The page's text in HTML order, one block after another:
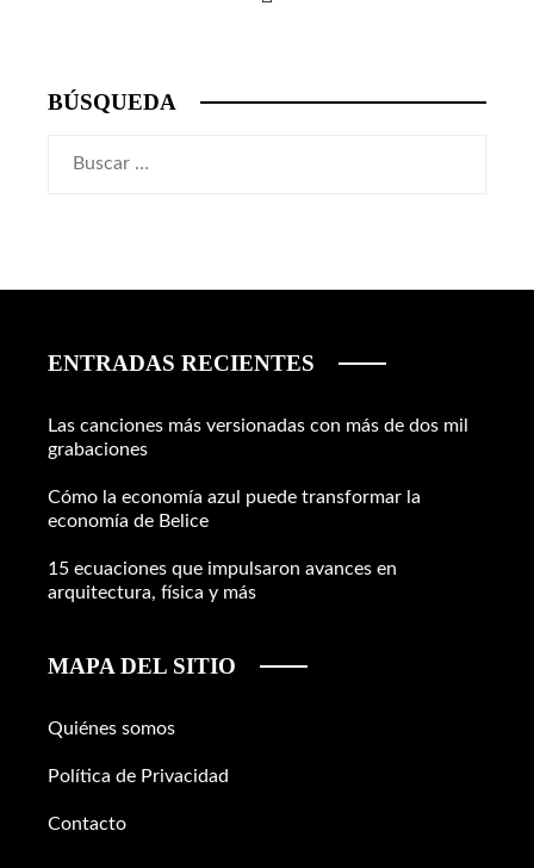
BÚSQUEDA
ENTRADAS RECIENTES
Las canciones más versionadas con más de dos mil
grabaciones
Cómo la economía azul puede transformar la
economía de Belice
15 ecuaciones que impulsaron avances en
arquitectura, física y más
MAPA DEL SITIO
Quiénes somos
Política de Privacidad
Contacto